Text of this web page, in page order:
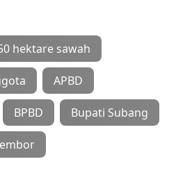
hektare sawah
APBD
BPBD Bupati Subang